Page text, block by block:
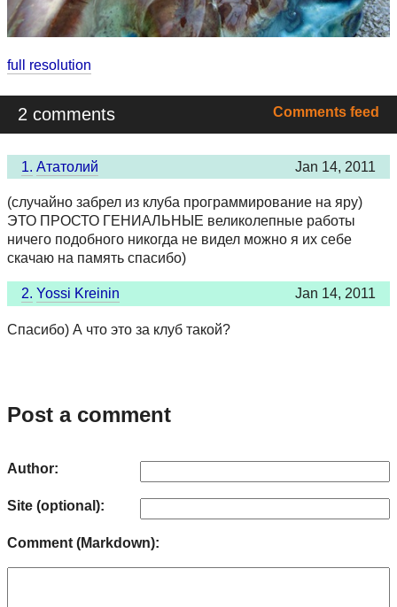
full resolution
2 comments Comments feed
1. Ататолий Jan 14, 2011
(случайно забрел из клуба программирование на яру)
ЭТО ПРОСТО ГЕНИАЛЬНЫЕ великолепные работы
ничего подобного никогда не видел можно я их себе
скачаю на память спасибо)
2. Yossi Kreinin Jan 14, 2011
Спасибо) А что это за клуб такой?
Post a comment
Author:
Site (optional):
Comment (Markdown):